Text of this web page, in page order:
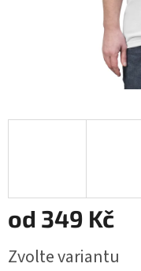
od 349 Kč
cena:
Zvolte variantu